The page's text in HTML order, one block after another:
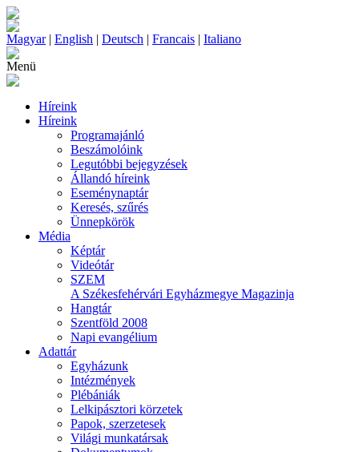
Magyar| English | Deutsch | Francais | Italiano
Menü
Híreink
Híreink
Programajánló
Beszámolóink
Legutóbbi bejegyzések
Állandó híreink
Eseménynaptár
Keresés, szűrés
Ünnepkörök
Média
Képtár
Videótár
SZEM
A Székesfehérvári Egyházmegye Magazinja
Hangtár
Szentföld 2008
Napi evangélium
Adattár
Egyházunk
Intézmények
Plébániák
Lelkipásztori körzetek
Papok, szerzetesek
Világi munkatársak